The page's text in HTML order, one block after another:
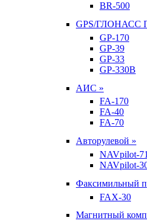
BR-500
GPS/ГЛОНАСС
GP-170
GP-39
GP-33
GP-330B
АИС »
FA-170
FA-40
FA-70
Авторулевой »
NAVpilot-
NAVpilot-
Факсимильный
FAX-30
Магнитный